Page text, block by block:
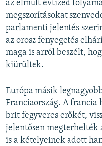
az elmúlt évtized
megszorításokat
parlamenti jelentés
az orosz fenyegetés
maga is arról beszélt,
kiürültek.
Európa másik
Franciaország. A francia
brit fegyveres erőkét,
jelentősen megterhelték
is a kételyeinek adott